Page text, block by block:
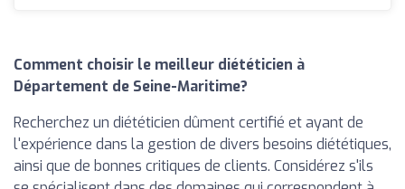
Comment choisir le meilleur diététicien à
Département de Seine-Maritime?
Recherchez un diététicien dûment certifié et ayant de
l'expérience dans la gestion de divers besoins diététiques,
ainsi que de bonnes critiques de clients. Considérez s'ils